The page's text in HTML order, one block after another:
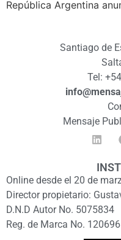
República Argentina
Santiago de
Tel:
Mensaje
Online desde el 20 de
Director propietario:
D.N.D Autor No. 5075834
Reg. de Marca No.